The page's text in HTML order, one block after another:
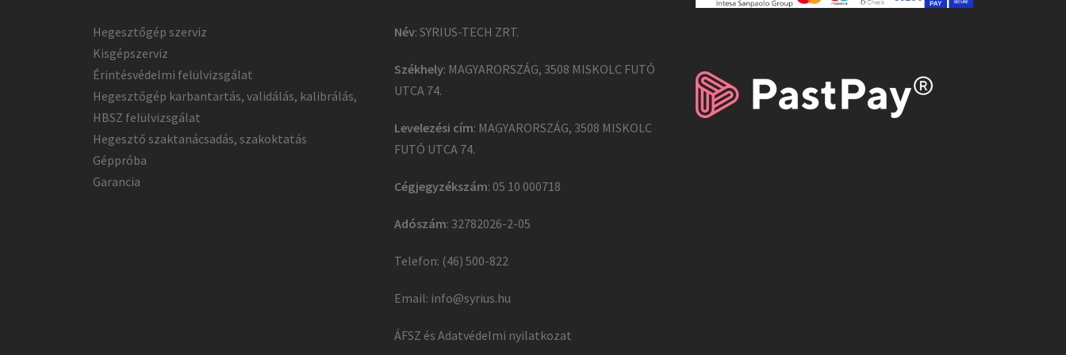
Hegesztőgép szerviz
Kisgépszerviz
Érintésvédelmi felülvizsgálat
Hegesztőgép karbantartás, validálás, kalibrálás,
HBSZ felülvizsgálat
Hegesztő szaktanácsadás, szakoktatás
Géppróba
Garancia
Név: SYRIUS-TECH ZRT.
Székhely: MAGYARORSZÁG, 3508 MISKOLC FUTÓ
UTCA 74.
Levelezési cím: MAGYARORSZÁG, 3508 MISKOLC
FUTÓ UTCA 74.
Cégjegyzékszám: 05 10 000718
Adószám: 32782026-2-05
Telefon: (46) 500-822
Email: info@syrius.hu
ÁFSZ és Adatvédelmi nyilatkozat